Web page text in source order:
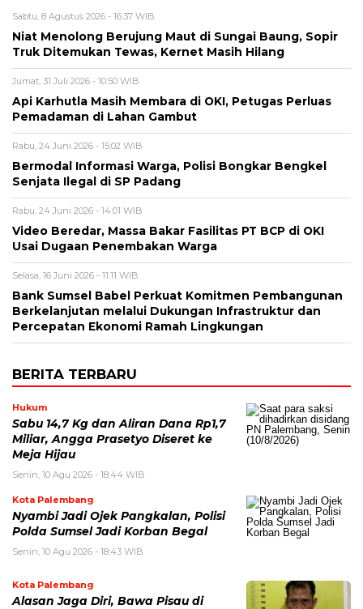
Sabtu, 8 Agustus 2026 - 16:37 WIB
Niat Menolong Berujung Maut di Sungai Baung, Sopir
Truk Ditemukan Tewas, Kernet Masih Hilang
Jumat, 31 Juli 2026 - 10:50 WIB
Api Karhutla Masih Membara di OKI, Petugas Perluas
Pemadaman di Lahan Gambut
Rabu, 24 Juni 2026 - 15:02 WIB
Bermodal Informasi Warga, Polisi Bongkar Bengkel
Senjata Ilegal di SP Padang
Rabu, 24 Juni 2026 - 14:01 WIB
Video Beredar, Massa Bakar Fasilitas PT BCP di OKI
Usai Dugaan Penembakan Warga
Selasa, 16 Juni 2026 - 11:11 WIB
Bank Sumsel Babel Perkuat Komitmen Pembangunan
Berkelanjutan melalui Dukungan Infrastruktur dan
Percepatan Ekonomi Ramah Lingkungan
BERITA TERBARU
Hukum
Sabu 14,7 Kg dan Aliran Dana Rp1,7
Miliar, Angga Prasetyo Diseret ke
Meja Hijau
Senin, 10 Agu 2026 - 18:44 WIB
Kota Palembang
Nyambi Jadi Ojek Pangkalan, Polisi
Polda Sumsel Jadi Korban Begal
Senin, 10 Agu 2026 - 18:43 WIB
Kota Palembang
Alasan Jaga Diri, Bawa Pisau di